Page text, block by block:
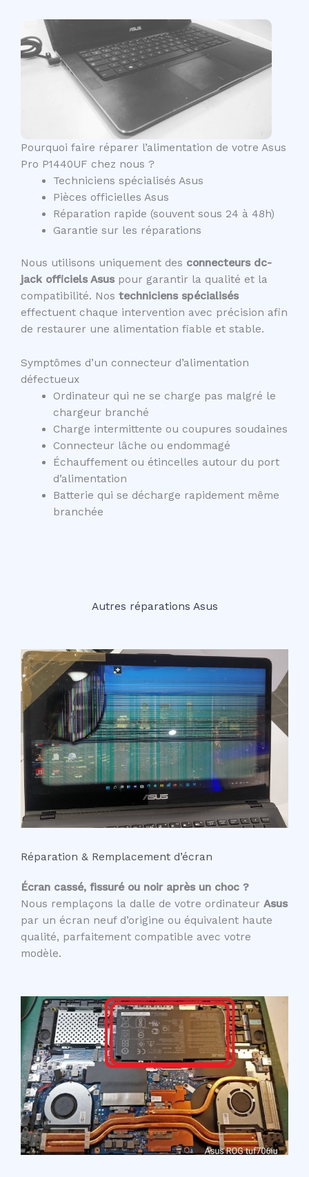
Pourquoi faire réparer l’alimentation de votre Asus
Pro P1440UF chez nous ?
Techniciens spécialisés Asus
Pièces officielles Asus
Réparation rapide (souvent sous 24 à 48h)
Garantie sur les réparations
Nous utilisons uniquement des connecteurs dc-
jack officiels Asuspour garantir la qualité et la
compatibilité. Nos techniciens spécialisés
effectuent chaque intervention avec précision afin
de restaurer une alimentation fiable et stable.
Symptômes d’un connecteur d’alimentation
défectueux
Ordinateur qui ne se charge pas malgré le
chargeur branché
Charge intermittente ou coupures soudaines
Connecteur lâche ou endommagé
Échauffement ou étincelles autour du port
d’alimentation
Batterie qui se décharge rapidement même
branchée
Autres réparations Asus
Réparation & Remplacement d’écran
Écran cassé, fissuré ou noir après un choc ?
Nous remplaçons la dalle de votre ordinateur Asus
par un écran neuf d’origine ou équivalent haute
qualité, parfaitement compatible avec votre
modèle.